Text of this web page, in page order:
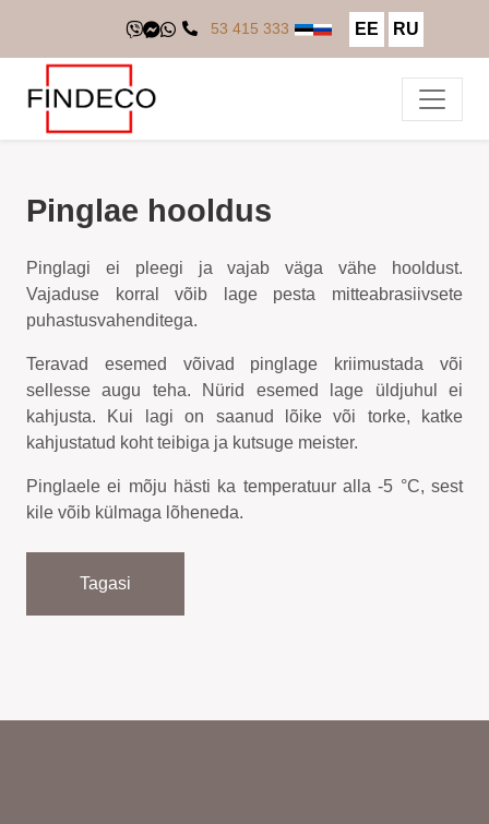
53 415 333 EE RU
Pinglae hooldus
Pinglagi ei pleegi ja vajab väga vähe hooldust.
Vajaduse korral võib lage pesta mitteabrasiivsete
puhastusvahenditega.
Teravad esemed võivad pinglage kriimustada või
sellesse augu teha. Nürid esemed lage üldjuhul ei
kahjusta. Kui lagi on saanud lõike või torke, katke
kahjustatud koht teibiga ja kutsuge meister.
Pinglaele ei mõju hästi ka temperatuur alla -5 °C, sest
kile võib külmaga lõheneda.
Tagasi